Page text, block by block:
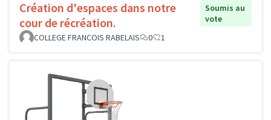
Création d'espaces dans notre
cour de récréation.
Soumis au
vote
COLLEGE FRANCOIS RABELAIS
0 1